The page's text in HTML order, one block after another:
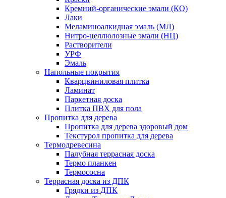
Кремний-органические эмали (КО)
Лаки
Меламиноалкидная эмаль (МЛ)
Нитро-целлюлозные эмали (НЦ)
Растворители
УРФ
Эмаль
Напольные покрытия
Кварцвиниловая плитка
Ламинат
Паркетная доска
Плитка ПВХ для пола
Пропитка для дерева
Пропитка для дерева здоровый дом
Текстурол пропитка для дерева
Термодревесина
Палубная террасная доска
Термо планкен
Термососна
Террасная доска из ДПК
Грядки из ДПК